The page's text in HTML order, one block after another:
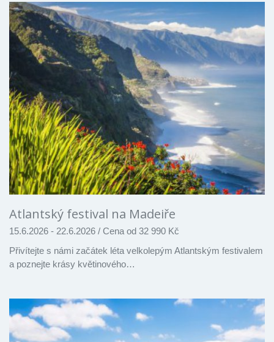
Atlantský festival na Madeiře
15.6.2026 - 22.6.2026 / Cena od 32 990 Kč
Přivítejte s námi začátek léta velkolepým Atlantským festivalem
a poznejte krásy květinového…